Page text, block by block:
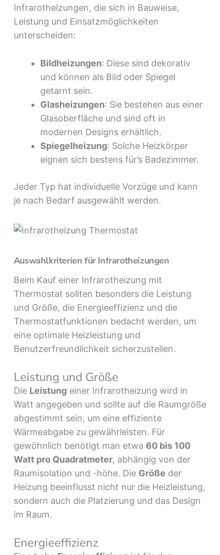
Infrarotheizungen, die sich in Bauweise,
Leistung und Einsatzmöglichkeiten
unterscheiden:
Bildheizungen: Diese sind dekorativ
und können als Bild oder Spiegel
getarnt sein.
Glasheizungen: Sie bestehen aus einer
Glasoberfläche und sind oft in
modernen Designs erhältlich.
Spiegelheizung: Solche Heizkörper
eignen sich bestens für’s Badezimmer.
Jeder Typ hat individuelle Vorzüge und kann
je nach Bedarf ausgewählt werden.
Auswahlkriterien für Infrarotheizungen
Beim Kauf einer Infrarotheizung mit
Thermostat sollten besonders die Leistung
und Größe, die Energieeffizienz und die
Thermostatfunktionen bedacht werden, um
eine optimale Heizleistung und
Benutzerfreundlichkeit sicherzustellen.
Leistung und Größe
Die Leistungeiner Infrarotheizung wird in
Watt angegeben und sollte auf die Raumgröße
abgestimmt sein, um eine effiziente
Wärmeabgabe zu gewährleisten. Für
gewöhnlich benötigt man etwa 60 bis 100
Watt pro Quadratmeter, abhängig von der
Raumisolation und -höhe. Die Größe der
Heizung beeinflusst nicht nur die Heizleistung,
sondern auch die Platzierung und das Design
im Raum.
Energieeffizienz